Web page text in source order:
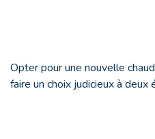
Opter pour une nouvelle
faire un choix judicieux à deux